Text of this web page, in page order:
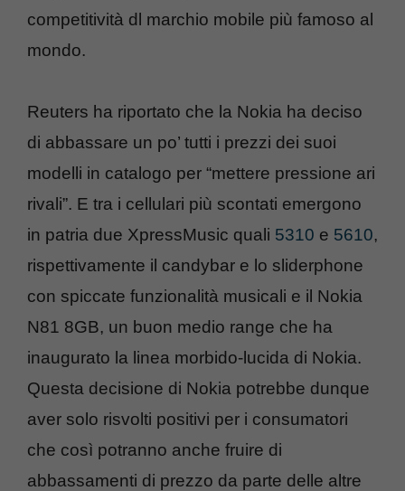
competitività dl marchio mobile più famoso al
mondo.
Reuters ha riportato che la Nokia ha deciso
di abbassare un po’ tutti i prezzi dei suoi
modelli in catalogo per “mettere pressione ari
rivali”. E tra i cellulari più scontati emergono
in patria due XpressMusic quali 5310 e 5610,
rispettivamente il candybar e lo sliderphone
con spiccate funzionalità musicali e il Nokia
N81 8GB, un buon medio range che ha
inaugurato la linea morbido-lucida di Nokia.
Questa decisione di Nokia potrebbe dunque
aver solo risvolti positivi per i consumatori
che così potranno anche fruire di
abbassamenti di prezzo da parte delle altre